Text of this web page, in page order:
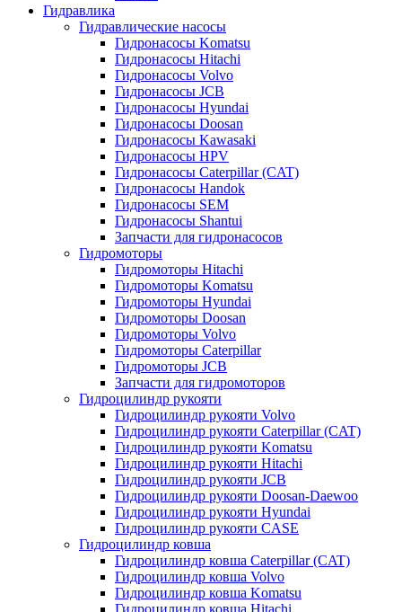
Гидравлика
Гидравлические насосы
Гидронасосы Komatsu
Гидронасосы Hitachi
Гидронасосы Volvo
Гидронасосы JCB
Гидронасосы Hyundai
Гидронасосы Doosan
Гидронасосы Kawasaki
Гидронасосы HPV
Гидронасосы Caterpillar (CAT)
Гидронасосы Handok
Гидронасосы SEM
Гидронасосы Shantui
Запчасти для гидронасосов
Гидромоторы
Гидромоторы Hitachi
Гидромоторы Komatsu
Гидромоторы Hyundai
Гидромоторы Doosan
Гидромоторы Volvo
Гидромоторы Caterpillar
Гидромоторы JCB
Запчасти для гидромоторов
Гидроцилиндр рукояти
Гидроцилиндр рукояти Volvo
Гидроцилиндр рукояти Caterpillar (CAT)
Гидроцилиндр рукояти Komatsu
Гидроцилиндр рукояти Hitachi
Гидроцилиндр рукояти JCB
Гидроцилиндр рукояти Doosan-Daewoo
Гидроцилиндр рукояти Hyundai
Гидроцилиндр рукояти CASE
Гидроцилиндр ковша
Гидроцилиндр ковша Caterpillar (CAT)
Гидроцилиндр ковша Volvo
Гидроцилиндр ковша Komatsu
Гидроцилиндр ковша Hitachi